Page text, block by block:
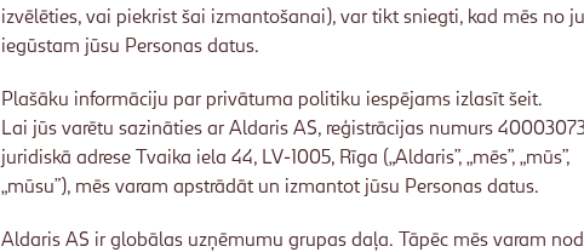
izvēlēties, vai piekrist šai izmantošanai), var tikt sniegti, kad mēs no
iegūstam jūsu Personas datus.
Plašāku informāciju par privātuma politiku iespējams izlasīt šeit.
Lai jūs varētu sazināties ar Aldaris AS, reģistrācijas numurs
juridiskā adrese Tvaika iela 44, LV-1005, Rīga („Aldaris”, „mēs”, „mūs”,
„mūsu”), mēs varam apstrādāt un izmantot jūsu Personas datus.
Aldaris AS ir globālas uzņēmumu grupas daļa. Tāpēc mēs varam